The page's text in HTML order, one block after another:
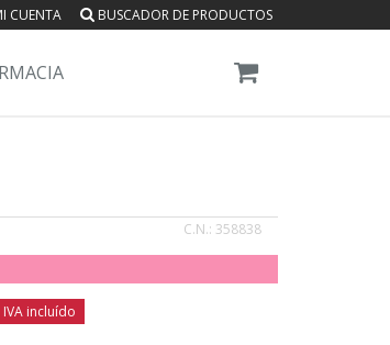
CUENTA BUSCADOR DE PRODUCTOS
C.N.: 358838
IVA incluído